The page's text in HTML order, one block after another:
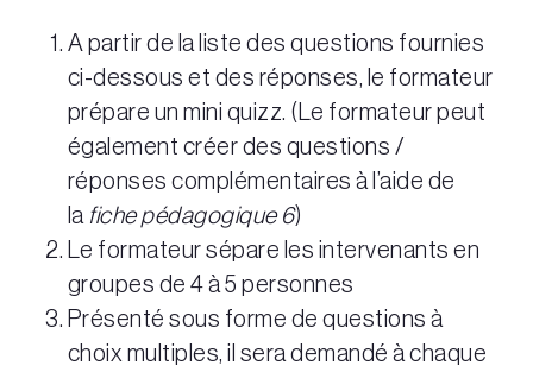
A partir de la liste des questions fournies
ci-dessous et des réponses, le formateur
prépare un mini quizz. (Le formateur peut
également créer des questions /
réponses complémentaires à l’aide de
lafiche pédagogique 6)
Le formateur sépare les intervenants en
groupes de 4 à 5 personnes
Présenté sous forme de questions à
choix multiples, il sera demandé à chaque